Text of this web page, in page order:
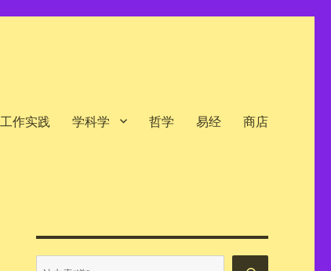
工作实践 学科学 哲学 易经 商店